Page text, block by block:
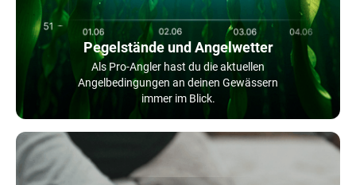
Pegelstände und Angelwetter
Als Pro-Angler hast du die aktuellen
Angelbedingungen an deinen Gewässern
immer im Blick.